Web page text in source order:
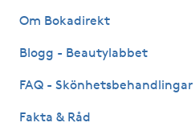
Kostrådgivning
Kroppsinpackning
Om Bokadirekt
Blogg - Beautylabbet
FAQ - Skönhetsbehandlingar
Fakta & Råd